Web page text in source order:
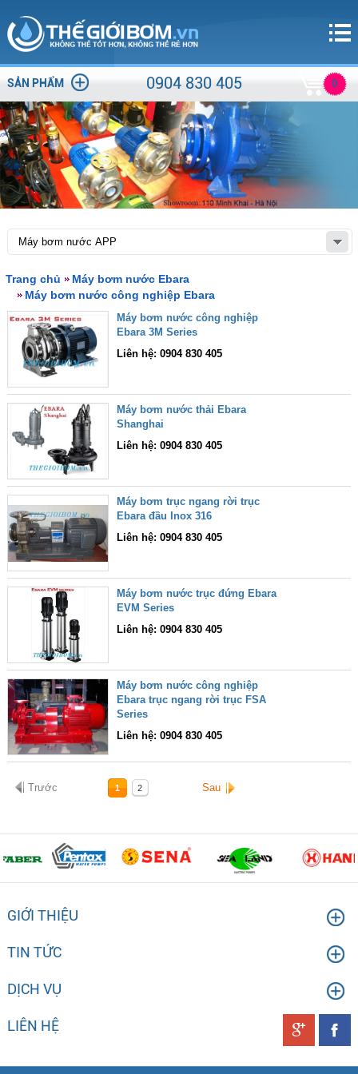
SẢN PHẨM 0904 830 405 0
Trang chủ
Máy bơm nước Ebara
Máy bơm nước công nghiệp Ebara
Máy bơm nước công nghiệp
Ebara 3M Series
Liên hệ: 0904 830 405
Máy bơm nước thải Ebara
Shanghai
Liên hệ: 0904 830 405
Máy bơm trục ngang rời trục
Ebara đầu Inox 316
Liên hệ: 0904 830 405
Máy bơm nước trục đứng Ebara
EVM Series
Liên hệ: 0904 830 405
Máy bơm nước công nghiệp
Ebara trục ngang rời trục FSA
Series
Liên hệ: 0904 830 405
Trước 1 2 Sau
GIỚI THIỆU
TIN TỨC
DỊCH VỤ
LIÊN HỆ